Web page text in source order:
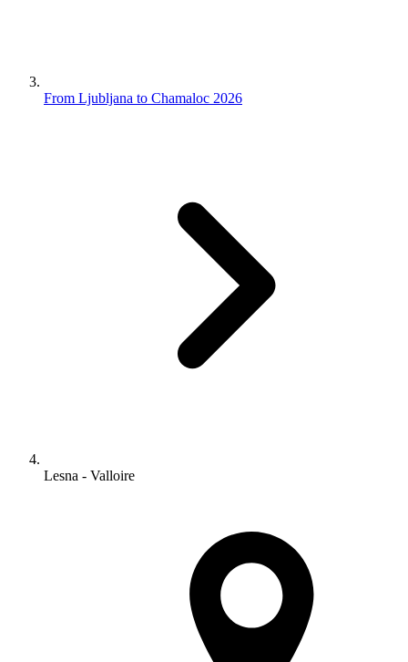
From Ljubljana to Chamaloc 2026
Lesna - Valloire